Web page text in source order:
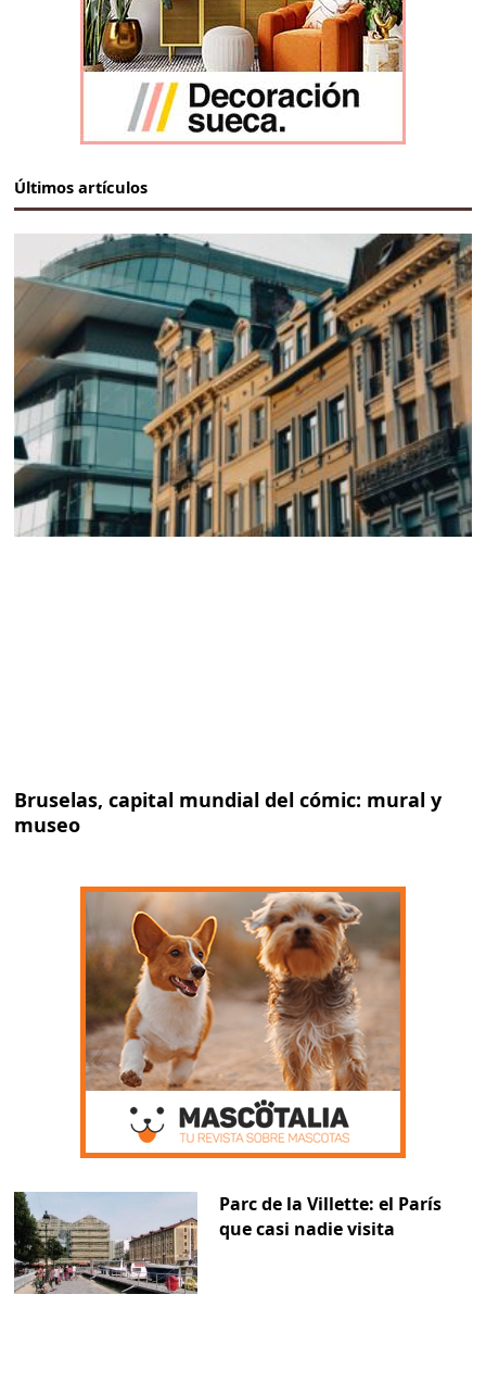
Últimos artículos
Bruselas, capital mundial del cómic: mural y
museo
Parc de la Villette: el París
que casi nadie visita